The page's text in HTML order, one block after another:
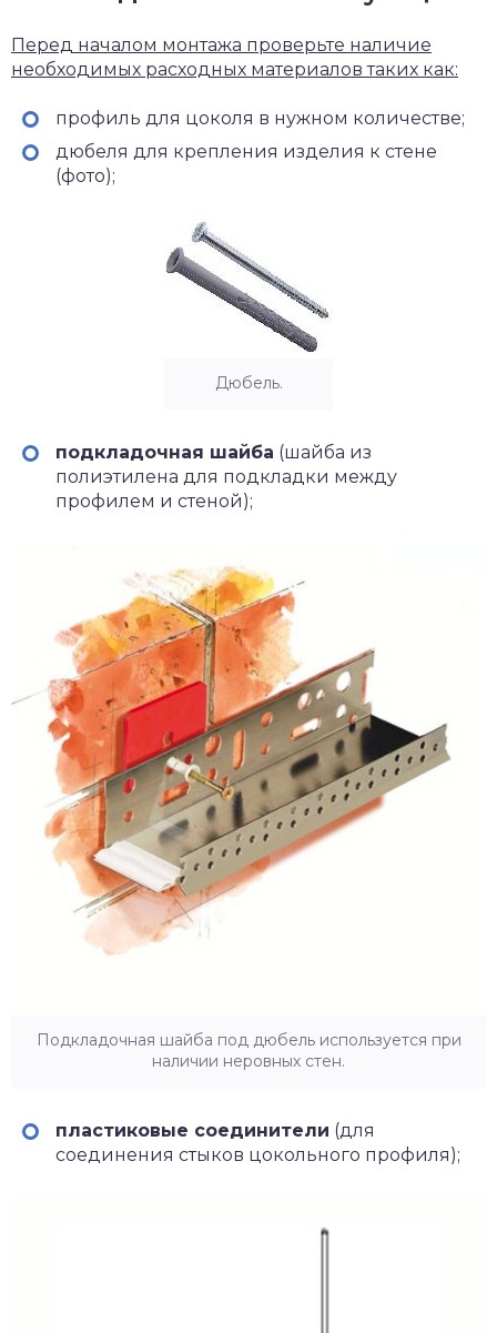
Перед началом монтажа проверьте наличие
необходимых расходных материалов таких как:
профиль для цоколя в нужном количестве;
дюбеля для крепления изделия к стене
(фото);
Дюбель.
подкладочная шайба (шайба из
полиэтилена для подкладки между
профилем и стеной);
Подкладочная шайба под дюбель используется при
наличии неровных стен.
пластиковые соединители (для
соединения стыков цокольного профиля);